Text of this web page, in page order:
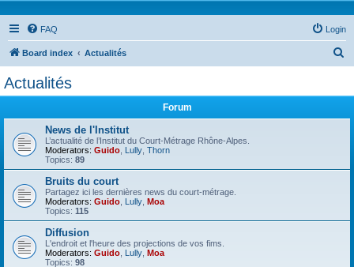
FAQ Login
Board index Actualités
Actualités
Forum
News de l'Institut
L’actualité de l’Institut du Court-Métrage Rhône-Alpes.
Moderators: Guido Lully Thorn
Topics: 89
Bruits du court
Partagez ici les dernières news du court-métrage.
Moderators: Guido Lully Moa
Topics: 115
Diffusion
L'endroit et l'heure des projections de vos fims.
Moderators: Guido Lully Moa
Topics: 98